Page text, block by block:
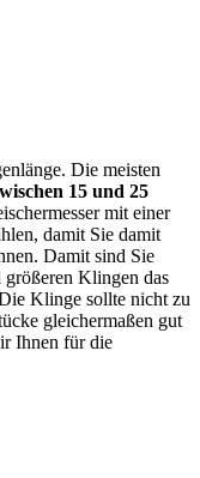
Die meisten
15 und 25
mit einer
damit Sie damit
Damit sind Sie
Klingen das
Klinge sollte nicht zu
gleichermaßen gut
Ihnen für die